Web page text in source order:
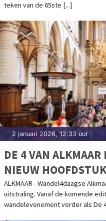
teken van de 65ste [...]
2 januari 2026, 12:33 uur
DE 4 VAN
NIEUW
ALKMAAR - Wandel4daagse
uitstraling. Vanaf de komende
wandelevenement verder als De